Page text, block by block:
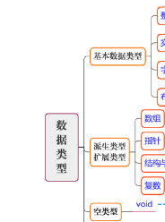
与#define区别
结构体
定义